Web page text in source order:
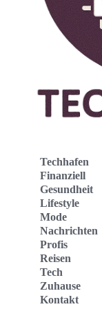
Techhafen
Finanziell
Gesundheit
Lifestyle
Mode
Nachrichten
Profis
Reisen
Tech
Zuhause
Kontakt